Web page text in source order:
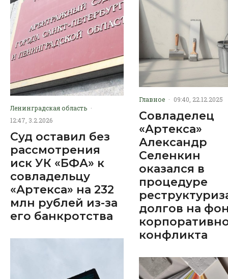
Ленинградская область ·
12:47, 3.2.2026
Суд оставил без
рассмотрения
иск УК «БФА» к
совладельцу
«Артекса» на 232
млн рублей из-за
его банкротства
Главное · 09:40, 22.12.2025
Совладелец
«Артекса»
Александр
Селенкин
оказался в
процедуре
долгов на
конфликта